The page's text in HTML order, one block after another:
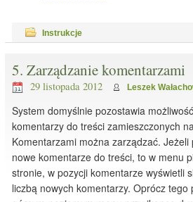
Instrukcje
5. Zarządzanie komentarzami
29 listopada 2012 Leszek
System domyślnie pozostawia
komentarzy do treści zamieszczonych
Komentarzami można zarządzać. Jeżeli
nowe komentarze do treści, to w menu
stronie, w pozycji komentarze wyświetli
liczbą nowych komentarzy. Oprócz tego